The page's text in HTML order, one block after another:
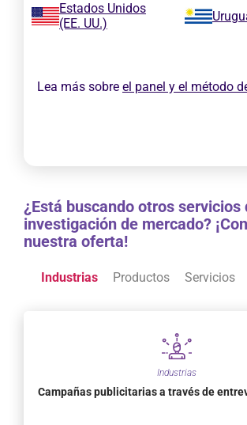
Estados Unidos
(EE. UU.)
Lea más sobre el panel y el método
¿Está buscando otros servicios
investigación de mercado?
nuestra oferta!
Industrias Productos Servicios
Industrias
Campañas publicitarias a través de